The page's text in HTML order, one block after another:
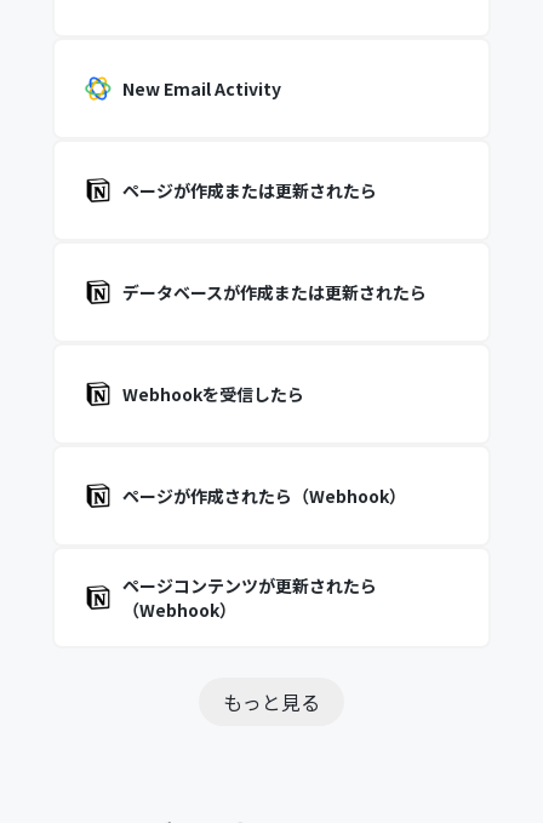
New Email Activity
ページが作成または更新されたら
データベースが作成または更新されたら
Webhookを受信したら
ページが作成されたら（Webhook）
ページコンテンツが更新されたら
（Webhook）
もっと見る